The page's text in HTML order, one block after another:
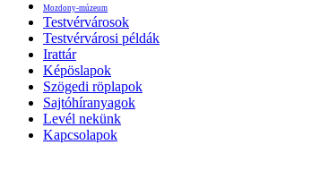
Mozdony-múzeum
Testvérvárosok
Testvérvárosi példák
Irattár
Képöslapok
Szögedi röplapok
Sajtóhíranyagok
Levél nekünk
Kapcsolapok